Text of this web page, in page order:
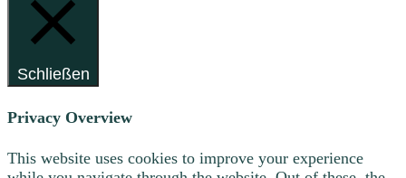
Schließen
Privacy Overview
This website uses cookies to improve your experience